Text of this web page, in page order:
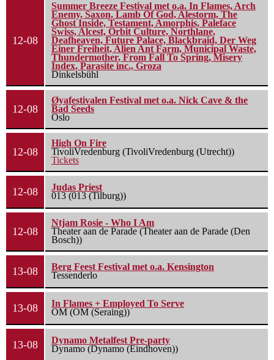
12-08
Summer Breeze Festival met o.a. In Flames, Arch
Enemy, Saxon, Lamb Of God, Alestorm, The
Ghost Inside, Testament, Amorphis, Paleface
Swiss, Alcest, Orbit Culture, Northlane,
Deafheaven, Future Palace, Blackbraid, Der Weg
Einer Freiheit, Alien Ant Farm, Municipal Waste,
Thundermother, From Fall To Spring, Misery
Index, Parasite inc., Groza
Dinkelsbühl
12-08
Øyafestivalen Festival met o.a. Nick Cave & the
Bad Seeds
Oslo
12-08
High On Fire
TivoliVredenburg (TivoliVredenburg (Utrecht))
Tickets
12-08
Judas Priest
013 (013 (Tilburg))
12-08
Ntjam Rosie - Who I Am
Theater aan de Parade (Theater aan de Parade (Den
Bosch))
13-08
Berg Feest Festival met o.a. Kensington
Tessenderlo
13-08
In Flames + Employed To Serve
OM (OM (Seraing))
13-08
Dynamo Metalfest Pre-party
Dynamo (Dynamo (Eindhoven))